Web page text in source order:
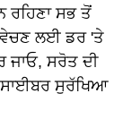
ਰਹਿਣਾ ਸਭ ਤੋਂ
ਲਈ ਡਰ 'ਤੇ
ਜਾਓ, ਸਰੋਤ ਦੀ
ਸਾਈਬਰ ਸੁਰੱਖਿਆ